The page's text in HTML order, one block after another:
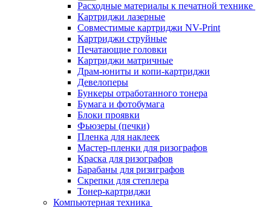
Расходные материалы к печатной технике
Картриджи лазерные
Совместимые картриджи NV-Print
Картриджи струйные
Печатающие головки
Картриджи матричные
Драм-юниты и копи-картриджи
Девелоперы
Бункеры отработанного тонера
Бумага и фотобумага
Блоки проявки
Фьюзеры (печки)
Пленка для наклеек
Мастер-пленки для ризографов
Краска для ризографов
Барабаны для ризиграфов
Скрепки для степлера
Тонер-картриджи
Компьютерная техника